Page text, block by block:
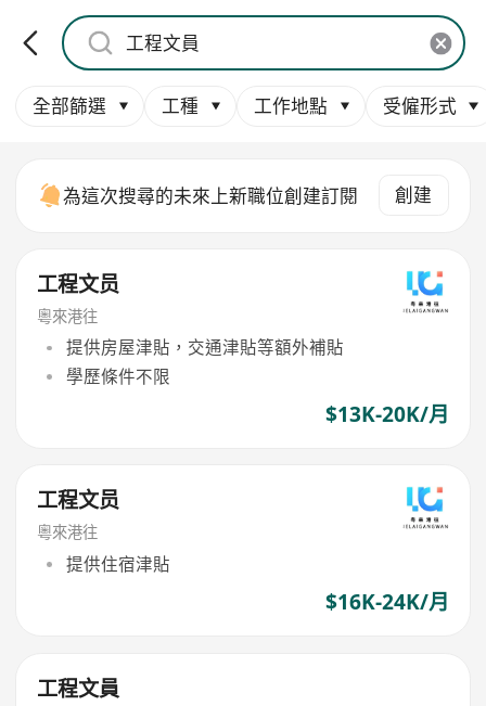
全部篩選 工種 工作地點 受僱形式
為這次搜尋的未來上新職位創建訂閱 創建
工程文员
粵來港往
提供房屋津貼，交通津貼等額外補貼
學歷條件不限
$13K-20K/月
工程文员
粵來港往
提供住宿津貼
$16K-24K/月
工程文員